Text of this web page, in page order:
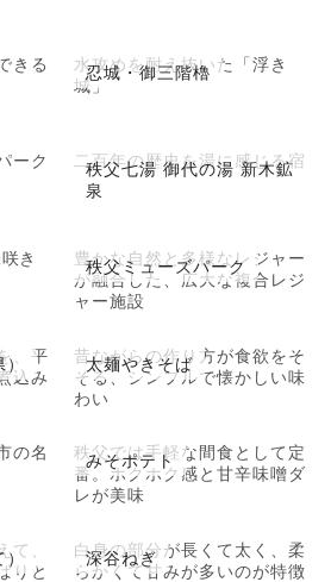
きる
忍城・御三階櫓
水攻めを耐え抜いた「浮き
城」
ーク
秩父七湯 御代の湯 新木鉱
泉
二百年の歴史を湯に感じる宿
き
秩父ミューズパーク
豊かな自然と多様なレジャー
が融合した、広大な複合レジ
ャー施設
、平
込み
太麺やきそば
昔ながらの作り方が食欲をそ
そる、シンプルで懐かしい味
わい
の名
みそポテト
秩父では手軽な間食として定
番。ホクホク感と甘辛味噌ダ
レが美味
）、
りと
深谷ねぎ
白身の部分が長くて太く、柔
らかくて甘みが多いのが特徴